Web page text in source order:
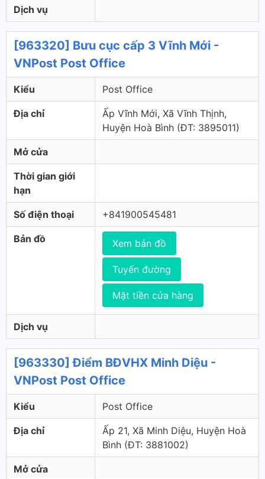
Dịch vụ
[963320] Bưu cục cấp 3 Vĩnh Mới -
VNPost Post Office
Kiểu Post Office
Địa chỉ
Ấp Vĩnh Mới, Xã Vĩnh Thịnh,
Huyện Hoà Bình (ÐT: 3895011)
Mở cửa
Thời gian giới
hạn
Số điện thoại +841900545481
Bản đồ Xem bản đồ
Tuyến đường
Mặt tiền cửa hàng
Dịch vụ
[963330] Điểm BĐVHX Minh Diệu -
VNPost Post Office
Kiểu Post Office
Địa chỉ
Ấp 21, Xã Minh Diệu, Huyện Hoà
Bình (ÐT: 3881002)
Mở cửa